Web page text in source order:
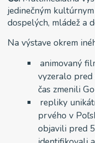
jedinečným
dospelých, mládež a
Na výstave okrem
animovaný
vyzeralo pred
čas zmenili
repliky
prvého v
objavili pred